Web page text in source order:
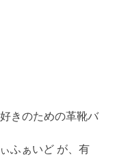
きのための革靴バ
ふぁいど が、有